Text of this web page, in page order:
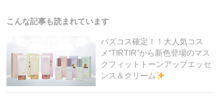
o
k
こんな記事も読まれています
バズコス確定！！大人気コス
メ“TIRTIR”から新色登場のマス
クフィットトーンアップエッセ
ンス＆クリーム